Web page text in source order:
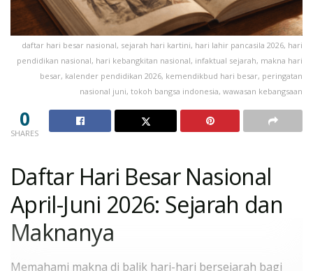
daftar hari besar nasional, sejarah hari kartini, hari lahir pancasila 2026, hari
pendidikan nasional, hari kebangkitan nasional, infaktual sejarah, makna hari
besar, kalender pendidikan 2026, kemendikbud hari besar, peringatan
nasional juni, tokoh bangsa indonesia, wawasan kebangsaan
0
SHARES
Daftar Hari Besar Nasional
April-Juni 2026: Sejarah dan
Maknanya
Memahami makna di balik hari-hari bersejarah bagi